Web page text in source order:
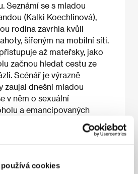
cookies
Seznámí se s mladou
(Kalki Koechlinová),
rodina zavrhla kvůli
šířeným na mobilní síti.
až mateřsky, jako
začnou hledat cestu ze
Scénář je výrazně
zaujal dnešní mladou
v něm o sexuální
a emancipovaných
je scéna, kdy Paro bez
Deva doprostřed pole, aby se
Siddiqui předvádí